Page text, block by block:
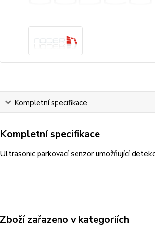
Kompletní specifikace
Kompletní specifikace
Ultrasonic parkovací senzor umožňující
Zboží zařazeno v kategoriích